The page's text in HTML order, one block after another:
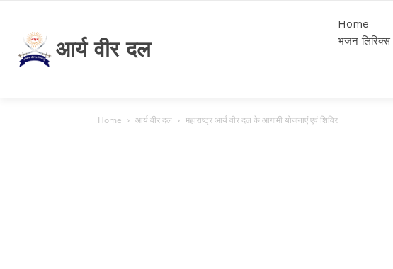
आर्य वीर दल
Home
भजन लिरिक्स
Home आर्य वीर दल महाराष्ट्र आर्य वीर दल के आगामी योजनाएं एवं शिविर